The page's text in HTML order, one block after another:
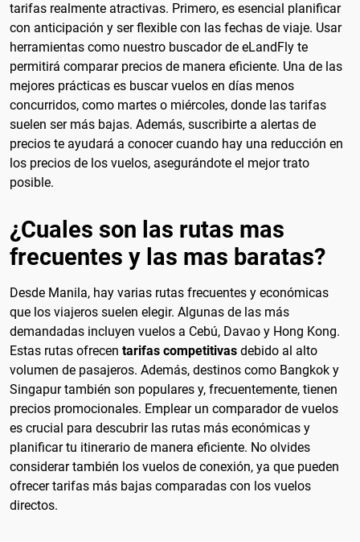
tarifas realmente atractivas. Primero, es esencial planificar
con anticipación y ser flexible con las fechas de viaje. Usar
herramientas como nuestro buscador de eLandFly te
permitirá comparar precios de manera eficiente. Una de las
mejores prácticas es buscar vuelos en días menos
concurridos, como martes o miércoles, donde las tarifas
suelen ser más bajas. Además, suscribirte a alertas de
precios te ayudará a conocer cuando hay una reducción en
los precios de los vuelos, asegurándote el mejor trato
posible.
¿Cuales son las rutas mas
frecuentes y las mas baratas?
Desde Manila, hay varias rutas frecuentes y económicas
que los viajeros suelen elegir. Algunas de las más
demandadas incluyen vuelos a Cebú, Davao y Hong Kong.
Estas rutas ofrecen tarifas competitivas debido al alto
volumen de pasajeros. Además, destinos como Bangkok y
Singapur también son populares y, frecuentemente, tienen
precios promocionales. Emplear un comparador de vuelos
es crucial para descubrir las rutas más económicas y
planificar tu itinerario de manera eficiente. No olvides
considerar también los vuelos de conexión, ya que pueden
ofrecer tarifas más bajas comparadas con los vuelos
directos.